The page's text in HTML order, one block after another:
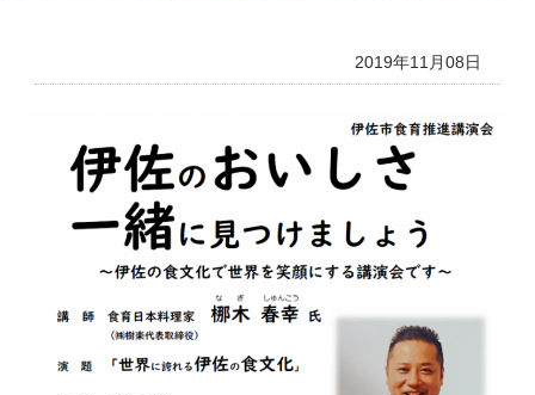
2019年11月08日